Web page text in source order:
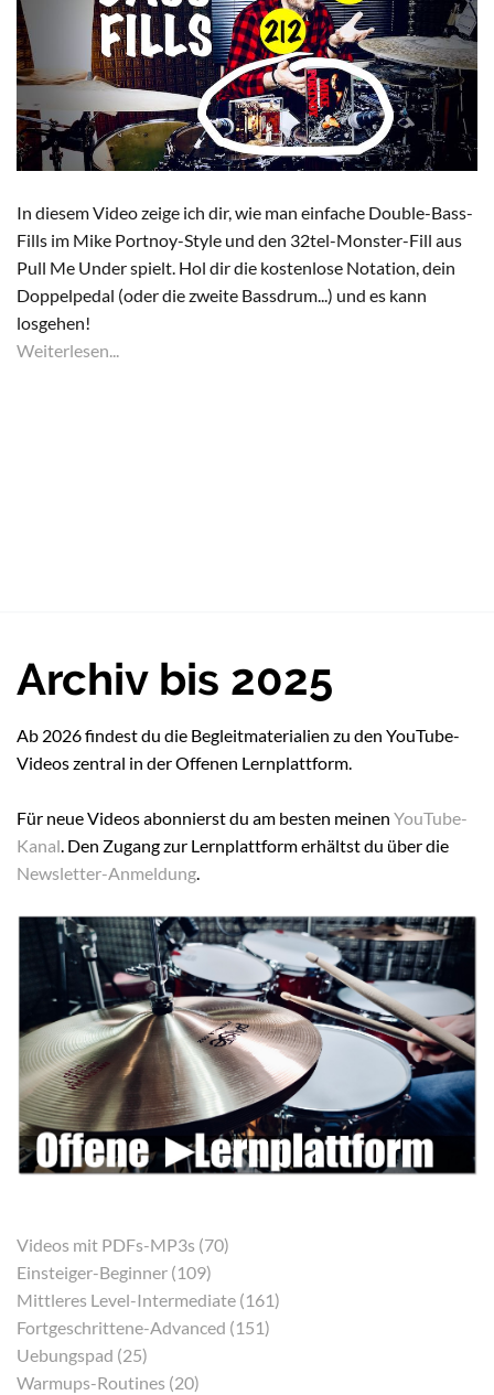
In diesem Video zeige ich dir, wie man einfache Double-Bass-
Fills im Mike Portnoy-Style und den 32tel-Monster-Fill aus
Pull Me Under spielt. Hol dir die kostenlose Notation, dein
Doppelpedal (oder die zweite Bassdrum...) und es kann
losgehen!
Weiterlesen...
Archiv bis 2025
Ab 2026 findest du die Begleitmaterialien zu den YouTube-
Videos zentral in der Offenen Lernplattform.
Für neue Videos abonnierst du am besten meinen YouTube-
Kanal. Den Zugang zur Lernplattform erhältst du über die
Newsletter-Anmeldung.
Videos mit PDFs-MP3s (70)
Einsteiger-Beginner (109)
Mittleres Level-Intermediate (161)
Fortgeschrittene-Advanced (151)
Uebungspad (25)
Warmups-Routines (20)